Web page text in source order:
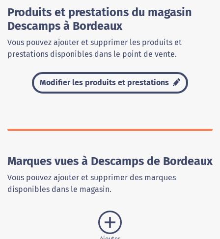
Produits et prestations du magasin
Descamps à Bordeaux
Vous pouvez ajouter et supprimer les produits et
prestations disponibles dans le point de vente.
Modifier les produits et prestations
Marques vues à Descamps de Bordeaux
Vous pouvez ajouter et supprimer des marques
disponibles dans le magasin.